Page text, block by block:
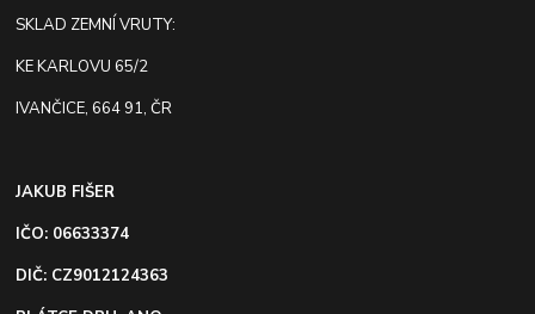
SKLAD ZEMNÍ VRUTY:
KE KARLOVU 65/2
IVANČICE, 664 91, ČR
JAKUB FIŠER
IČO: 06633374
DIČ: CZ9012124363